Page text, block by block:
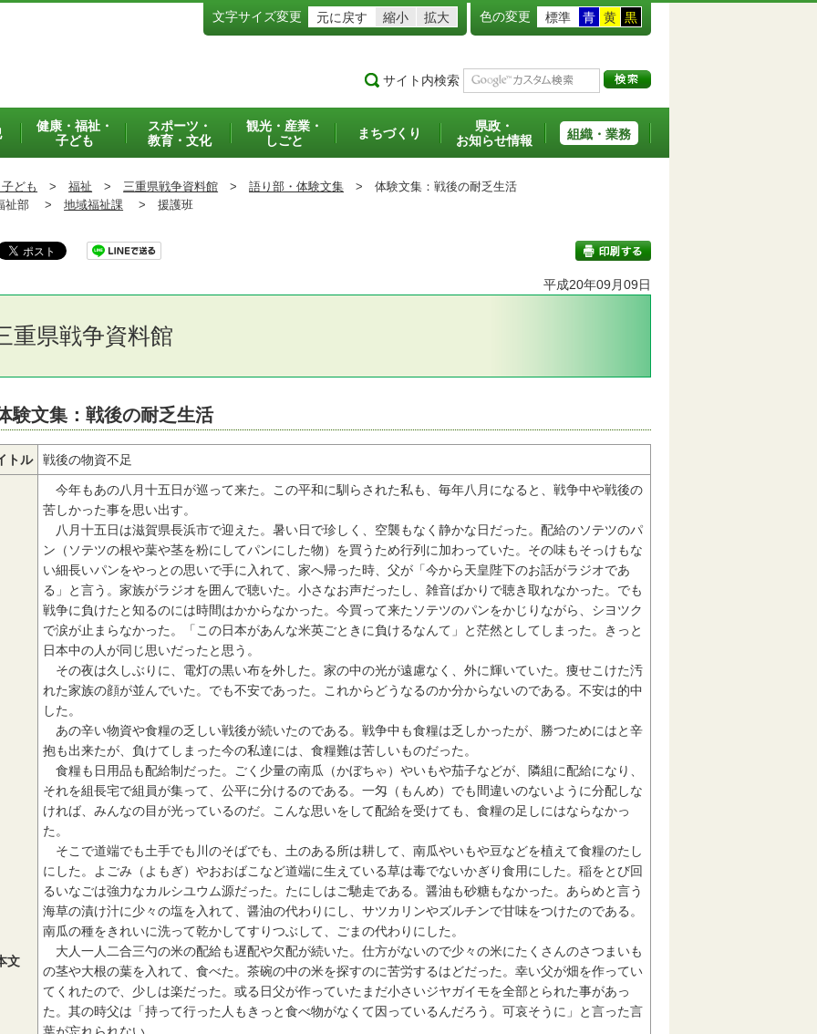
文字サイズ変更 元に戻す 縮小 拡大 色の変更 標準 青 黄 黒
サイト内検索
健康・福祉・
子ども
スポーツ・
教育・文化
観光・産業・
しごと
まちづくり
県政・
お知らせ情報
組織・業務
ども > 福祉 > 三重県戦争資料館 > 語り部・体験文集 > 体験文集：戦後の耐乏生活
祉部 >
地域福祉課 > 援護班
平成20年09月09日
重県戦争資料館
験文集：戦後の耐乏生活
トル 戦後の物資不足
文
今年もあの八月十五日が巡って来た。この平和に馴らされた私も、毎年八月になると、戦争中や戦後の
苦しかった事を思い出す。
八月十五日は滋賀県長浜市で迎えた。暑い日で珍しく、空襲もなく静かな日だった。配給のソテツのパ
ン（ソテツの根や葉や茎を粉にしてパンにした物）を買うため行列に加わっていた。その味もそっけもな
い細長いパンをやっとの思いで手に入れて、家へ帰った時、父が「今から天皇陛下のお話がラジオであ
る」と言う。家族がラジオを囲んで聴いた。小さなお声だったし、雑音ばかりで聴き取れなかった。でも
戦争に負けたと知るのには時間はかからなかった。今買って来たソテツのパンをかじりながら、シヨツク
で涙が止まらなかった。「この日本があんな米英ごときに負けるなんて」と茫然としてしまった。きっと
日本中の人が同じ思いだったと思う。
その夜は久しぶりに、電灯の黒い布を外した。家の中の光が遠慮なく、外に輝いていた。痩せこけた汚
れた家族の顔が並んでいた。でも不安であった。これからどうなるのか分からないのである。不安は的中
した。
あの辛い物資や食糧の乏しい戦後が続いたのである。戦争中も食糧は乏しかったが、勝つためにはと辛
抱も出来たが、負けてしまった今の私達には、食糧難は苦しいものだった。
食糧も日用品も配給制だった。ごく少量の南瓜（かぼちゃ）やいもや茄子などが、隣組に配給になり、
それを組長宅で組員が集って、公平に分けるのである。一匁（もんめ）でも間違いのないように分配しな
ければ、みんなの目が光っているのだ。こんな思いをして配給を受けても、食糧の足しにはならなかっ
た。
そこで道端でも土手でも川のそばでも、土のある所は耕して、南瓜やいもや豆などを植えて食糧のたし
にした。よごみ（よもぎ）やおおばこなど道端に生えている草は毒でないかぎり食用にした。稲をとび回
るいなごは強力なカルシユウム源だった。たにしはご馳走である。醤油も砂糖もなかった。あらめと言う
海草の漬け汁に少々の塩を入れて、醤油の代わりにし、サツカリンやズルチンで甘味をつけたのである。
南瓜の種をきれいに洗って乾かしてすりつぶして、ごまの代わりにした。
大人一人二合三勺の米の配給も遅配や欠配が続いた。仕方がないので少々の米にたくさんのさつまいも
の茎や大根の葉を入れて、食べた。茶碗の中の米を探すのに苦労するはどだった。幸い父が畑を作ってい
てくれたので、少しは楽だった。或る日父が作っていたまだ小さいジヤガイモを全部とられた事があっ
た。其の時父は「持って行った人もきっと食べ物がなくて因っているんだろう。可哀そうに」と言った言
葉が忘れられない。